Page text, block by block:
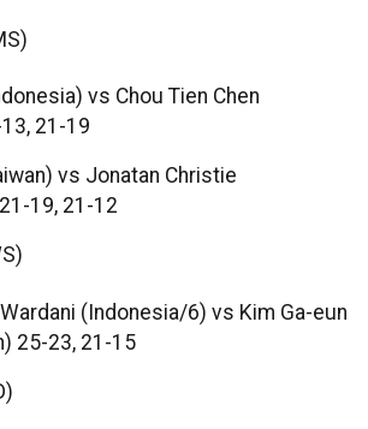
vs Chou Tien Chen
21-19
vs Jonatan Christie
19, 21-12
(Indonesia/6) vs Kim Ga-eun
25-23, 21-15